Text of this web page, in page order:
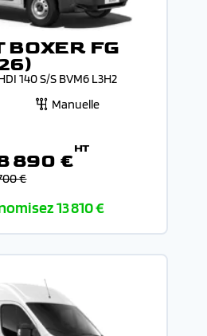
BOXER FG
140 S/S BVM6 L3H2
Manuelle
890 €
HT
€
13 810 €